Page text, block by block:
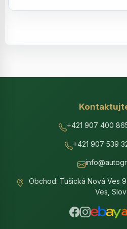
+421 907 400
+421 907 539
Obchod: Tušická Nová Ves
Ves,